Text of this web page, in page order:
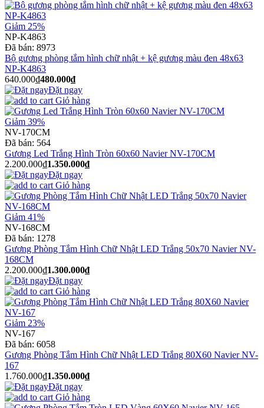
Giảm 25%
NP-K4863
Đã bán: 8973
Bộ gương phòng tắm hình chữ nhật + kệ gương màu đen 48x63
NP-K4863
640.000₫480.000₫
Đặt ngay
Giỏ hàng
Giảm 39%
NV-170CM
Đã bán: 564
Gương Led Trắng Hình Tròn 60x60 Navier NV-170CM
2.200.000₫1.350.000₫
Đặt ngay
Giỏ hàng
Giảm 41%
NV-168CM
Đã bán: 1278
Gương Phòng Tắm Hình Chữ Nhật LED Trắng 50x70 Navier NV-
168CM
2.200.000₫1.300.000₫
Đặt ngay
Giỏ hàng
Giảm 23%
NV-167
Đã bán: 6058
Gương Phòng Tắm Hình Chữ Nhật LED Trắng 80X60 Navier NV-
167
1.760.000₫1.350.000₫
Đặt ngay
Giỏ hàng